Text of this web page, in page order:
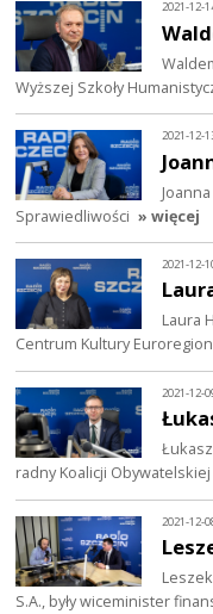
2021-12-
Wyższej Szkoły
2021-12-
Sprawiedliwości » więcej
2021-12-
Laura
Centrum Kultury
2021-12-
radny Koalicji Obywatelskiej
2021-12-
S.A., były wiceminister